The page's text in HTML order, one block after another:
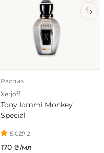
Распив
Xerjoff
Tony Iommi Monkey
Special
5.0 2
170 ₴/мл